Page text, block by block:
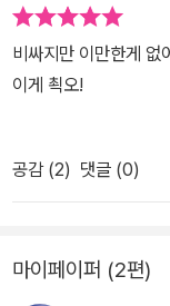
비싸지만 이만한게 없
이게 쵝오!
공감 (2) 댓글 (0)
마이페이퍼 (2편)